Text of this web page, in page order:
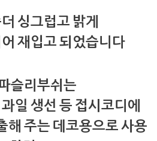
싱그럽고 밝게
재입고 되었습니다
슬리부쉬는
일 생선 등 접시코디에
해 주는 데코용으로 사용